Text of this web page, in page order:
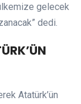
gelecek
dedi.
Atatürk’ün